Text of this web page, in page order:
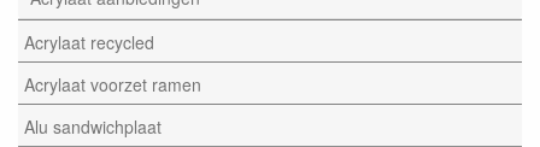
Acrylaat recycled
Acrylaat voorzet ramen
Alu sandwichplaat